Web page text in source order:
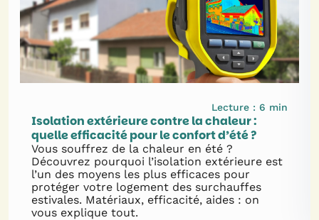
Lecture : 6 min
Isolation extérieure contre la chaleur :
quelle efficacité pour le confort d’été ?
Vous souffrez de la chaleur en été ?
Découvrez pourquoi l’isolation extérieure est
l’un des moyens les plus efficaces pour
protéger votre logement des surchauffes
estivales. Matériaux, efficacité, aides : on
vous explique tout.